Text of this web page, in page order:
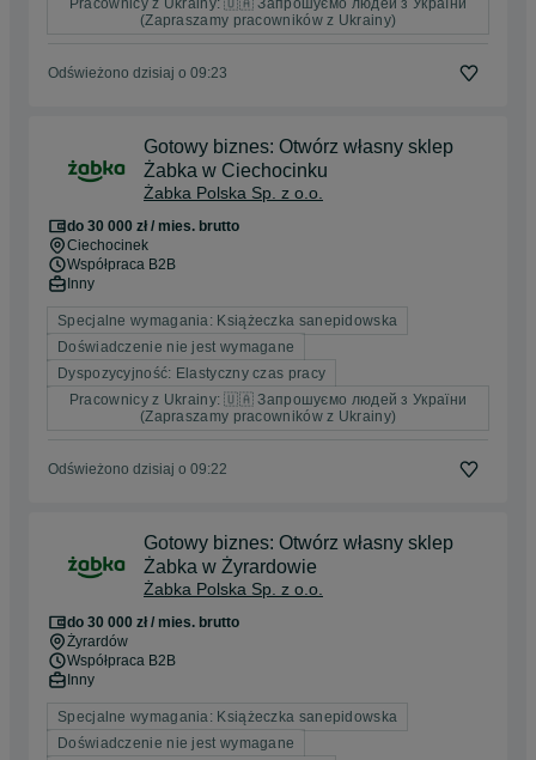
Pracownicy z Ukrainy: 🇺🇦 Запрошуємо людей з України
(Zapraszamy pracowników z Ukrainy)
Odświeżono dzisiaj o 09:23
Gotowy biznes: Otwórz własny sklep
Żabka w Ciechocinku
Żabka Polska Sp. z o.o.
do 30 000 zł / mies. brutto
Ciechocinek
Współpraca B2B
Inny
Specjalne wymagania: Książeczka sanepidowska
Doświadczenie nie jest wymagane
Dyspozycyjność: Elastyczny czas pracy
Pracownicy z Ukrainy: 🇺🇦 Запрошуємо людей з України
(Zapraszamy pracowników z Ukrainy)
Odświeżono dzisiaj o 09:22
Gotowy biznes: Otwórz własny sklep
Żabka w Żyrardowie
Żabka Polska Sp. z o.o.
do 30 000 zł / mies. brutto
Żyrardów
Współpraca B2B
Inny
Specjalne wymagania: Książeczka sanepidowska
Doświadczenie nie jest wymagane